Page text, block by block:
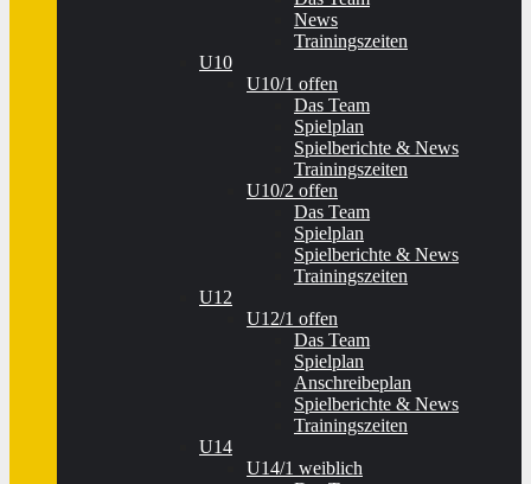
News
Trainingszeiten
U10
U10/1 offen
Das Team
Spielplan
Spielberichte & News
Trainingszeiten
U10/2 offen
Das Team
Spielplan
Spielberichte & News
Trainingszeiten
U12
U12/1 offen
Das Team
Spielplan
Anschreibeplan
Spielberichte & News
Trainingszeiten
U14
U14/1 weiblich